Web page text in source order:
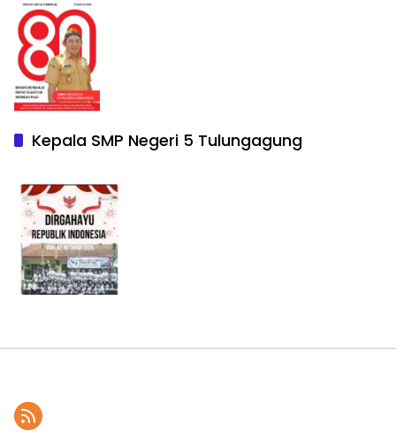
Kepala SMP Negeri 5 Tulungagung